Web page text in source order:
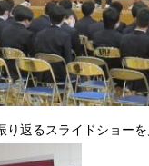
返るスライドショーを